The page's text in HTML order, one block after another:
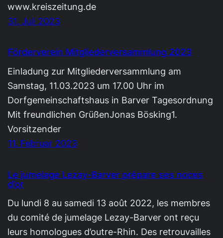
www.kreiszeitung.de
31. Juli 2023
Förderverein Mitgliederversammlung 2023
Einladung zur Mitgliederversammlung am
Samstag, 11.03.2023 um 17.00 Uhr im
Dorfgemeinschaftshaus in Barver Tagesordnung
Mit freundlichen GrüßenJonas Bösking1.
Vorsitzender
11. Februar 2023
Le jumelage Lezay-Barver prépare ses noces
d’or
Du lundi 8 au samedi 13 août 2022, les membres
du comité de jumelage Lezay-Barver ont reçu
leurs homologues d’outre-Rhin. Des retrouvailles